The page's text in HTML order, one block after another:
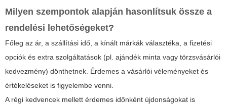
Milyen szempontok alapján hasonlítsuk össze a
rendelési lehetőségeket?
Főleg az ár, a szállítási idő, a kínált márkák választéka, a fizetési
opciók és extra szolgáltatások (pl. ajándék minta vagy törzsvásárlói
kedvezmény) dönthetnek. Érdemes a vásárlói véleményeket és
értékeléseket is figyelembe venni.
A régi kedvencek mellett érdemes időnként újdonságokat is